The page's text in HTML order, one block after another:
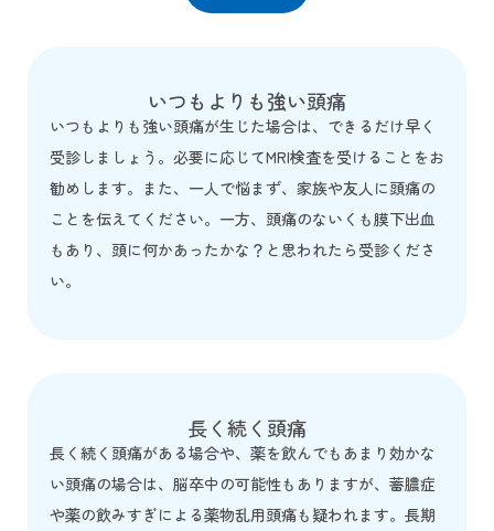
いつもよりも強い頭痛
いつもよりも強い頭痛が生じた場合は、できるだけ早く
受診しましょう。必要に応じてMRI検査を受けることをお
勧めします。また、一人で悩まず、家族や友人に頭痛の
ことを伝えてください。一方、頭痛のないくも膜下出血
もあり、頭に何かあったかな？と思われたら受診くださ
い。
長く続く頭痛
長く続く頭痛がある場合や、薬を飲んでもあまり効かな
い頭痛の場合は、脳卒中の可能性もありますが、蓄膿症
や薬の飲みすぎによる薬物乱用頭痛も疑われます。長期